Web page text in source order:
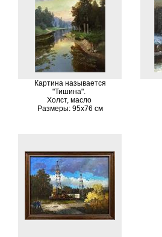
Картина называется
"Тишина".
Холст, масло
Размеры: 95х76 см